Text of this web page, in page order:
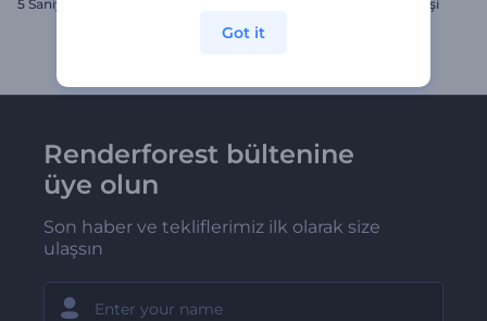
5 Saniyelik Versiyon Yasak Biyo Laboratuvar Girişi
Renderforest bültenine
üye olun
Son haber ve tekliflerimiz ilk olarak size
ulaşsın
Got it